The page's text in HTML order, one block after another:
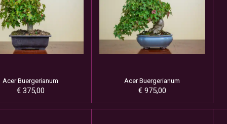
Acer Buergerianum
€ 375,00
Acer Buergerianum
€ 975,00